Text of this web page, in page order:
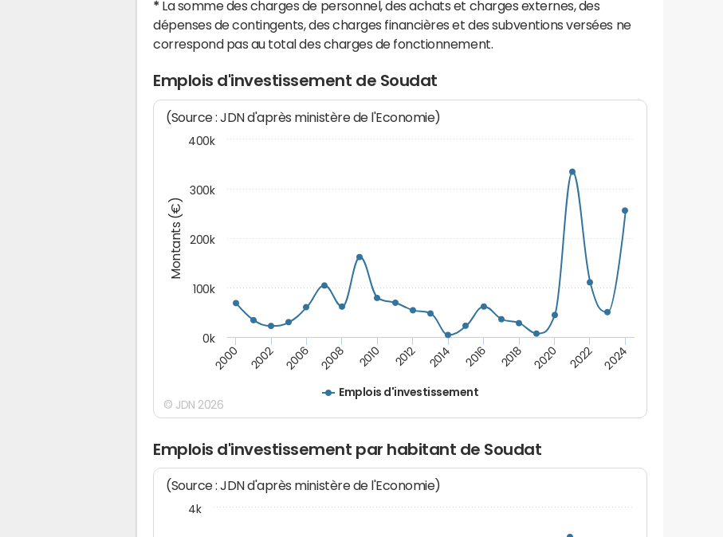
* La somme des charges de personnel, des achats et charges externes, des
dépenses de contingents, des charges financières et des subventions versées ne
correspond pas au total des charges de fonctionnement.
Emplois d'investissement de Soudat
Montants (€)
(Source : JDN d'après ministère de l'Economie)
Emplois d'investissement
2000 2002 2006 2008 2010 2012 2014 2016 2018 2020 2022 2024
0k
100k
200k
300k
400k
© JDN 2026
Emplois d'investissement par habitant de Soudat
(Source : JDN d'après ministère de l'Economie)
4k